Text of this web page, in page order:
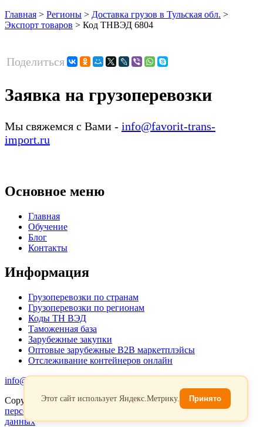
Главная > Регионы > Доставка грузов в Тульская обл. >
Экспорт товаров > Код ТНВЭД 6804
Поделиться
Заявка на грузоперевозки
Мы свяжемся с Вами - info@favorit-trans-
import.ru
Основное меню
Главная
Обучение
Блог
Контакты
Информация
Грузоперевозки по странам
Грузоперевозки по регионам
Коды ТН ВЭД
Таможенная база
Зарубежные закупки
Оптовые зарубежные B2B маркетплэйсы
Отслеживание контейнеров онлайн
info@favorit-trans-import.ru
Copyright 2026. Все права защищены.Политика обработки
персональых данных
Согласие на обработку персональных
данных
Этот сайт использует Яндекс.Метрику. Принято